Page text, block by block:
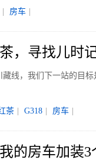
房车
，寻找儿时
线，我们下一站的目标
茶 G318 房车
的房车加装3